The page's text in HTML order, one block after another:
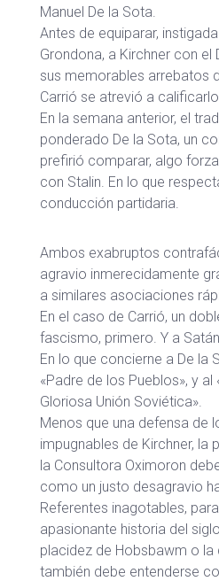
Manuel De la Sota.
Antes de equiparar,
Grondona, a Kirchner con el
sus memorables arrebatos
Carrió se atrevió a
En la semana anterior, el
ponderado De la Sota, un
prefirió comparar, algo
con Stalin. En lo que
conducción partidaria.
Ambos exabruptos
agravio inmerecidamente
a similares asociaciones
En el caso de Carrió, un
fascismo, primero. Y a
En lo que concierne a De la
«Padre de los Pueblos», y
Gloriosa Unión Soviética».
Menos que una defensa de
impugnables de Kirchner, la
la Consultora Oximoron
como un justo desagravio
Referentes inagotables,
apasionante historia del
placidez de Hobsbawm o la
también debe entenderse